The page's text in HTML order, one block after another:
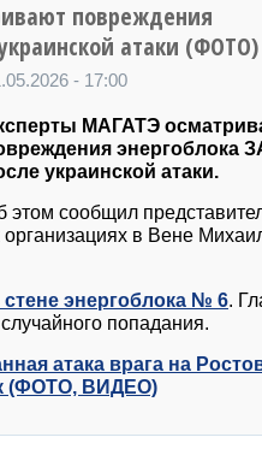
повреждения
атаки (ФОТО)
- 17:00
МАГАТЭ
энергоблока
украинской атаки.
этом сообщил
в Вене
энергоблока № 6 .
попадания.
атака врага на
(ФОТО, ВИДЕО)